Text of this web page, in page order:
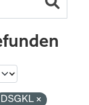
DSGKL